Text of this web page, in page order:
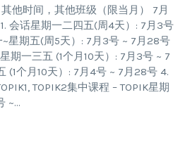
他时间，其他班级（限当月） 7月
会话星期一二四五(周4天）: 7月3号
星期五(周5天）: 7月3号 ~ 7月28号
期一三五 (1个月10天）: 7月3号 ~ 7
(1个月10天）: 7月4号 ~ 7月28号 4.
TOPIK2集中课程 – TOPIK星期
~…